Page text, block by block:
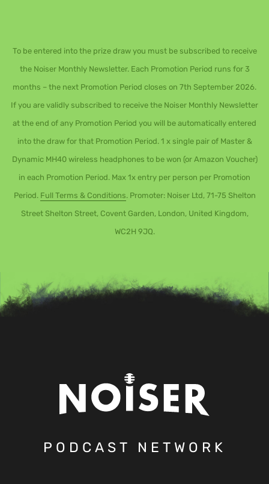
To be entered into the prize draw you must be subscribed to receive
the Noiser Monthly Newsletter. Each Promotion Period runs for 3
months – the next Promotion Period closes on 7th September 2026.
If you are validly subscribed to receive the Noiser Monthly Newsletter
at the end of any Promotion Period you will be automatically entered
into the draw for that Promotion Period. 1 x single pair of Master &
Dynamic MH40 wireless headphones to be won (or Amazon Voucher)
in each Promotion Period. Max 1x entry per person per Promotion
Period. Full Terms & Conditions. Promoter: Noiser Ltd, 71-75 Shelton
Street Shelton Street, Covent Garden, London, United Kingdom,
WC2H 9JQ.
PODCAST NETWORK